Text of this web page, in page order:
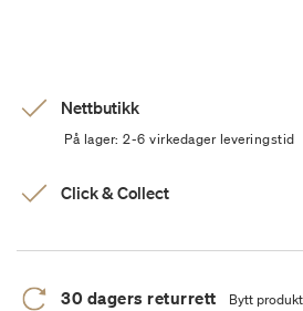
Nettbutikk
På lager: 2-6 virkedager leveringstid
Click & Collect
30 dagers returrett Bytt